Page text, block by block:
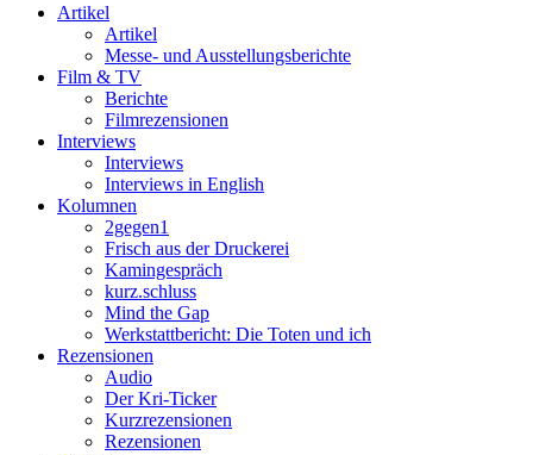
Artikel
Artikel
Messe- und Ausstellungsberichte
Film & TV
Berichte
Filmrezensionen
Interviews
Interviews
Interviews in English
Kolumnen
2gegen1
Frisch aus der Druckerei
Kamingespräch
kurz.schluss
Mind the Gap
Werkstattbericht: Die Toten und ich
Rezensionen
Audio
Der Kri-Ticker
Kurzrezensionen
Rezensionen